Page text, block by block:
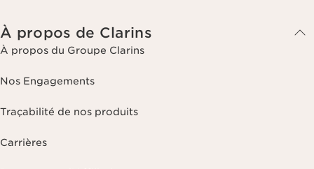
À propos de Clarins
À propos du Groupe Clarins
Nos Engagements
Traçabilité de nos produits
Carrières